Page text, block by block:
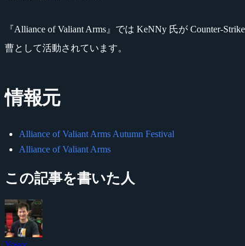
『Alliance of Valiant Arms』では KeNNy 氏が Counter-
曹として活動されています。
情報元
Alliance of Valiant Arms Autumn Festival
Alliance of Valiant Arms
この記事を書いた人